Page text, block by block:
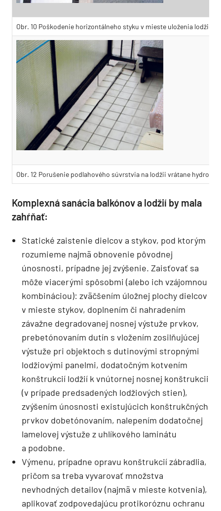
Obr. 10 Poškodenie horizontálneho styku v mieste uloženia
Obr. 12 Porušenie podlahového súvrstvia na lodžii vrátane
Komplexná sanácia balkónov a lodžií by mala
zahŕňať:
Statické zaistenie dielcov a stykov, pod ktorým
rozumieme najmä obnovenie pôvodnej
únosnosti, prípadne jej zvýšenie. Zaisťovať sa
môže viacerými spôsobmi (alebo ich vzájomnou
kombináciou): zväčšením úložnej plochy dielcov
v mieste stykov, doplnením či nahradením
závažne degradovanej nosnej výstuže prvkov,
prebetónovaním dutín s vložením zosilňujúcej
výstuže pri objektoch s dutinovými stropnými
lodžiovými panelmi, dodatočným kotvením
konštrukcií lodžií k vnútornej nosnej konštrukcii
(v prípade predsadených lodžiových stien),
zvýšením únosnosti existujúcich konštrukčných
prvkov dobetónovaním, nalepením dodatočnej
lamelovej výstuže z uhlíkového laminátu
a podobne.
Výmenu, prípadne opravu konštrukcií zábradlia,
pričom sa treba vyvarovať množstva
nevhodných detailov (najmä v mieste kotvenia),
aplikovať zodpovedajúcu protikoróznu ochranu